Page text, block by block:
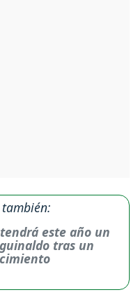
este año un
tras un